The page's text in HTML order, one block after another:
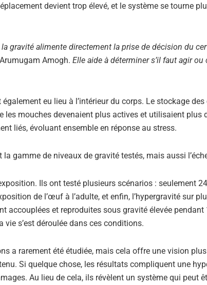
devient trop élevé, et le système se tourne
gravité alimente directement la prise de décision du
Amogh. Elle aide à déterminer s’il faut agir ou
eu lieu à l’intérieur du corps. Le stockage
les mouches devenaient plus actives et utilisaient plus
liés, évoluant ensemble en réponse au stress.
gamme de niveaux de gravité testés, mais aussi
Ils ont testé plusieurs scénarios : seulement
de l’œuf à l’adulte, et enfin, l’hypergravité sur
accouplées et reproduites sous gravité élevée
s’est déroulée dans ces conditions.
a rarement été étudiée, mais cela offre une vision
Si quelque chose, les résultats compliquent une
Au lieu de cela, ils révèlent un système qui peut